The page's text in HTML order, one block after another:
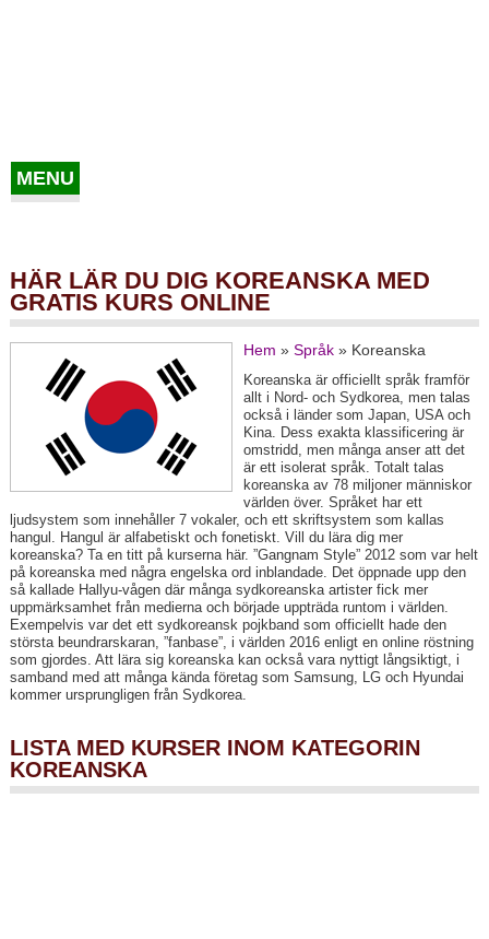
MENU
HÄR LÄR DU DIG KOREANSKA MED
GRATIS KURS ONLINE
Hem » Språk» Koreanska
Koreanska är officiellt språk framför
allt i Nord- och Sydkorea, men talas
också i länder som Japan, USA och
Kina. Dess exakta klassificering är
omstridd, men många anser att det
är ett isolerat språk. Totalt talas
koreanska av 78 miljoner människor
världen över. Språket har ett
ljudsystem som innehåller 7 vokaler, och ett skriftsystem som kallas
hangul. Hangul är alfabetiskt och fonetiskt. Vill du lära dig mer
koreanska? Ta en titt på kurserna här. ”Gangnam Style” 2012 som var helt
på koreanska med några engelska ord inblandade. Det öppnade upp den
så kallade Hallyu-vågen där många sydkoreanska artister fick mer
uppmärksamhet från medierna och började uppträda runtom i världen.
Exempelvis var det ett sydkoreansk pojkband som officiellt hade den
största beundrarskaran, ”fanbase”, i världen 2016 enligt en online röstning
som gjordes. Att lära sig koreanska kan också vara nyttigt långsiktigt, i
samband med att många kända företag som Samsung, LG och Hyundai
kommer ursprungligen från Sydkorea.
LISTA MED KURSER INOM KATEGORIN
KOREANSKA